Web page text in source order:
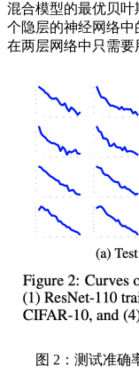
混合模型的最优贝
个隐层的神经网络中
在两层网络中只需要
图 2：测试准确率